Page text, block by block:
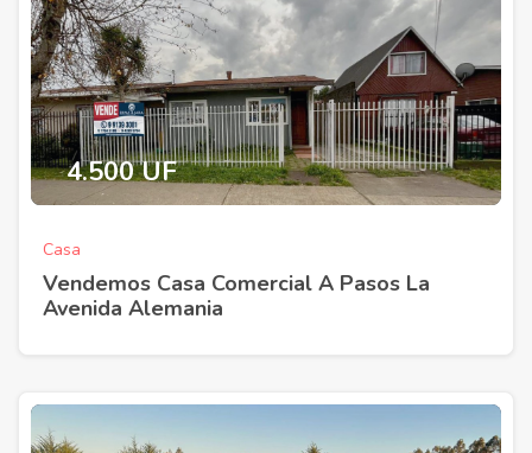
4.500 UF
Casa
Vendemos Casa Comercial A Pasos La
Avenida Alemania